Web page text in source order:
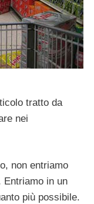
tratto da
nei
non entriamo
Entriamo in un
più possibile.